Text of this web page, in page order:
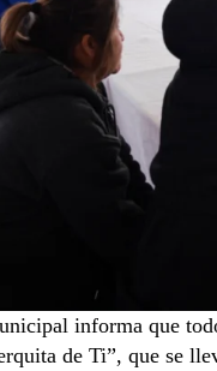
informa que
de Ti”, que se